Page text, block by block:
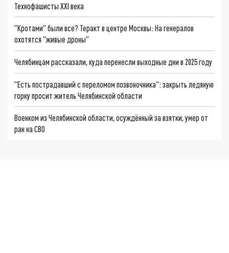
Технофашисты XXI века
"Кротами" были все? Теракт в центре Москвы: На генералов
охотятся "живые дроны"
Челябинцам рассказали, куда перенесли выходные дни в 2025 году
"Есть пострадавший с переломом позвоночника": закрыть ледяную
горку просит житель Челябинской области
Военком из Челябинской области, осуждённый за взятки, умер от
ран на СВО